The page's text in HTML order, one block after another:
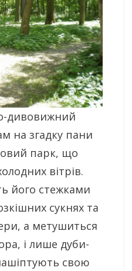
дивовижний
на згадку пани
парк, що
вітрів.
його стежками
сукнях та
а метушиться
і лише дуби-
свою